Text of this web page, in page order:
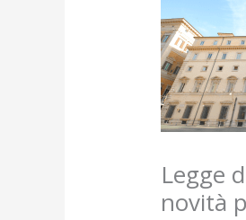
Legge
novità